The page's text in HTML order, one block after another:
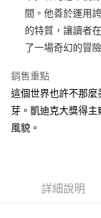
ATM付款
運送方式
全家取貨付款
每筆NT$50，滿
付款後全家取貨
每筆NT$60，滿
間。他善於運用
的特質，讓讀者
了一場奇幻的冒險
銷售重點
這個世界也許不那
芽。凱迪克大獎得
風貌。
詳細說明